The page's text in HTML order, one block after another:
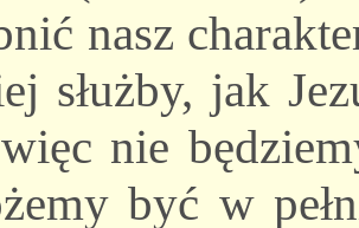
nasz
służby, jak
nie
być w